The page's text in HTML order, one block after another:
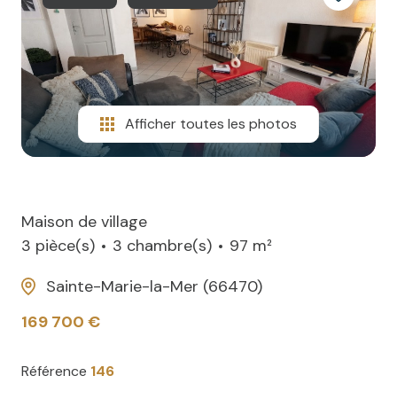
villas
NOTRE
AGENCE
CONTACT
Afficher toutes les photos
Maison de village
3 pièce(s)
3 chambre(s)
97 m²
Sainte-Marie-la-Mer (66470)
169 700 €
Référence 146